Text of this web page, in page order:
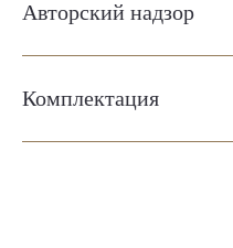
Авторский надзор
Комплектация